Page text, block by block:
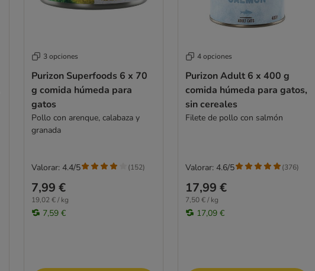
3 opciones
Purizon Superfoods 6 x 70
g comida húmeda para
gatos
Pollo con arenque, calabaza y
granada
7,99 €
19,02 € / kg
7,59 €
Valorar: 4.4/5 (152)
4 opciones
Purizon Adult 6 x 400 g
comida húmeda para gatos,
sin cereales
Filete de pollo con salmón
17,99 €
7,50 € / kg
17,09 €
Valorar: 4.6/5 (376)